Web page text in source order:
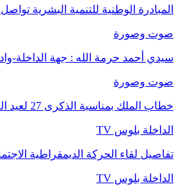
المبادرة الوطنية للتنمية البشرية
صوت وصورة
سيدي أحمد حرمة الله : جهة
صوت وصورة
خطاب الملك بمناسبة الذكرى 27 لعيد العرش.
الداخلة بلوس TV
تفاصيل لقاء الحركة الديمقراطية
الداخلة بلوس TV